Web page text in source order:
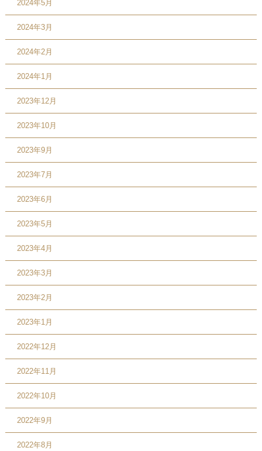
2024年5月
2024年3月
2024年2月
2024年1月
2023年12月
2023年10月
2023年9月
2023年7月
2023年6月
2023年5月
2023年4月
2023年3月
2023年2月
2023年1月
2022年12月
2022年11月
2022年10月
2022年9月
2022年8月